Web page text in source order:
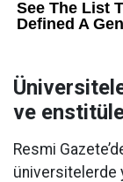
ve
Resmi
üniversitelerde